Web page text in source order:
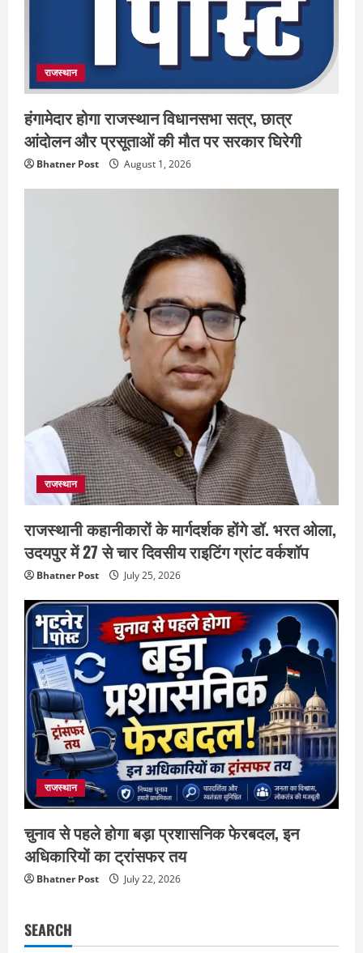
राजस्थान
हंगामेदार होगा राजस्थान विधानसभा सत्र, छात्र
आंदोलन और प्रसूताओं की मौत पर सरकार घिरेगी
Bhatner Post August 1, 2026
राजस्थान
राजस्थानी कहानीकारों के मार्गदर्शक होंगे डॉ. भरत ओला,
उदयपुर में 27 से चार दिवसीय राइटिंग ग्रांट वर्कशॉप
Bhatner Post July 25, 2026
राजस्थान
चुनाव से पहले होगा बड़ा प्रशासनिक फेरबदल, इन
अधिकारियों का ट्रांसफर तय
Bhatner Post July 22, 2026
SEARCH